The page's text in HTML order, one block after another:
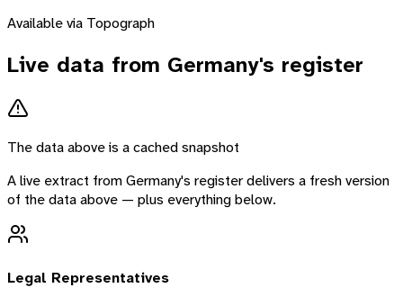
Available via Topograph
Live data from Germany's register
The data above is a cached snapshot
A live extract fromGermany's register delivers a fresh version
of the data above — plus everything below.
Legal Representatives